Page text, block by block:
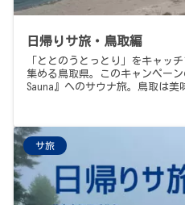
日帰りサ旅・鳥取編
「ととのうとっとり」をキャッ
集める鳥取県。このキャンペー
Sauna』へのサウナ旅。鳥取は美
サ旅